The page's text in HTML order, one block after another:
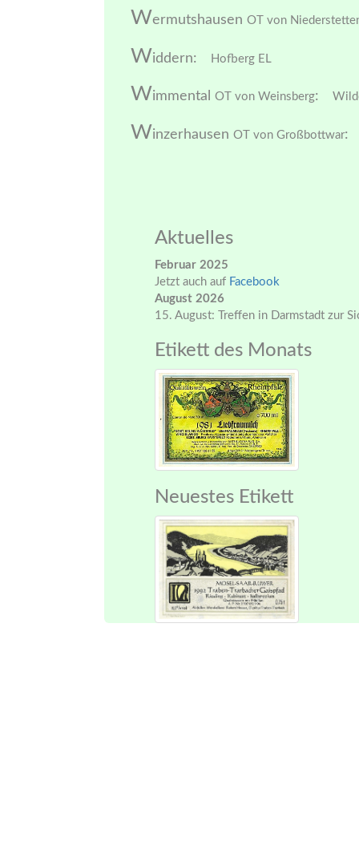
Wermutshausen OT von
Widdern: Hofberg EL
Wimmental OT von Weinsberg:
Winzerhausen OT von Großbottwar:
Aktuelles
Februar 2025
Jetzt auch auf Facebook
August 2026
15. August: Treffen in Darmstadt zur
Etikett des Monats
Neuestes Etikett